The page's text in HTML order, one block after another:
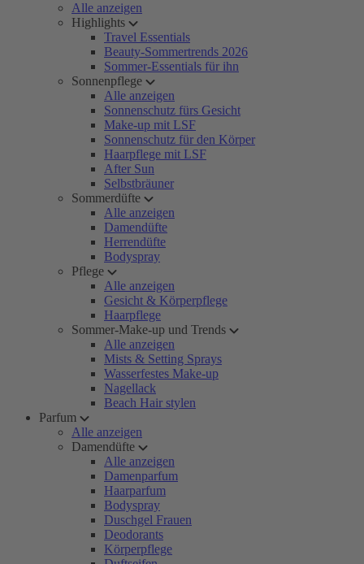
Alle anzeigen
Highlights
Travel Essentials
Beauty-Sommertrends 2026
Sommer-Essentials für ihn
Sonnenpflege
Alle anzeigen
Sonnenschutz fürs Gesicht
Make-up mit LSF
Sonnenschutz für den Körper
Haarpflege mit LSF
After Sun
Selbstbräuner
Sommerdüfte
Alle anzeigen
Damendüfte
Herrendüfte
Bodyspray
Pflege
Alle anzeigen
Gesicht & Körperpflege
Haarpflege
Sommer-Make-up und Trends
Alle anzeigen
Mists & Setting Sprays
Wasserfestes Make-up
Nagellack
Beach Hair stylen
Parfum
Alle anzeigen
Damendüfte
Alle anzeigen
Damenparfum
Haarparfum
Bodyspray
Duschgel Frauen
Deodorants
Körperpflege